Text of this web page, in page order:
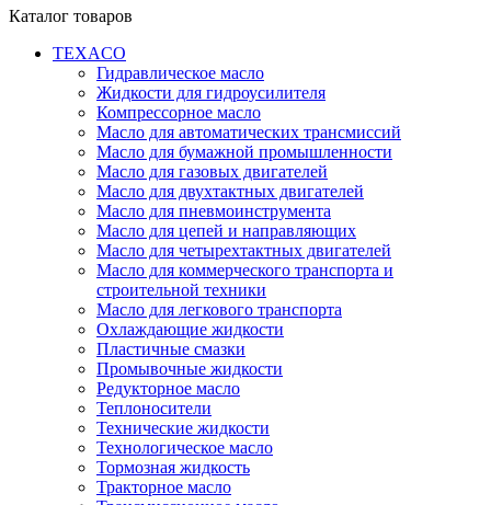
Каталог товаров
TEXACO
Гидравлическое масло
Жидкости для гидроусилителя
Компрессорное масло
Масло для автоматических трансмиссий
Масло для бумажной промышленности
Масло для газовых двигателей
Масло для двухтактных двигателей
Масло для пневмоинструмента
Масло для цепей и направляющих
Масло для четырехтактных двигателей
Масло для коммерческого транспорта и
строительной техники
Масло для легкового транспорта
Охлаждающие жидкости
Пластичные смазки
Промывочные жидкости
Редукторное масло
Теплоносители
Технические жидкости
Технологическое масло
Тормозная жидкость
Тракторное масло